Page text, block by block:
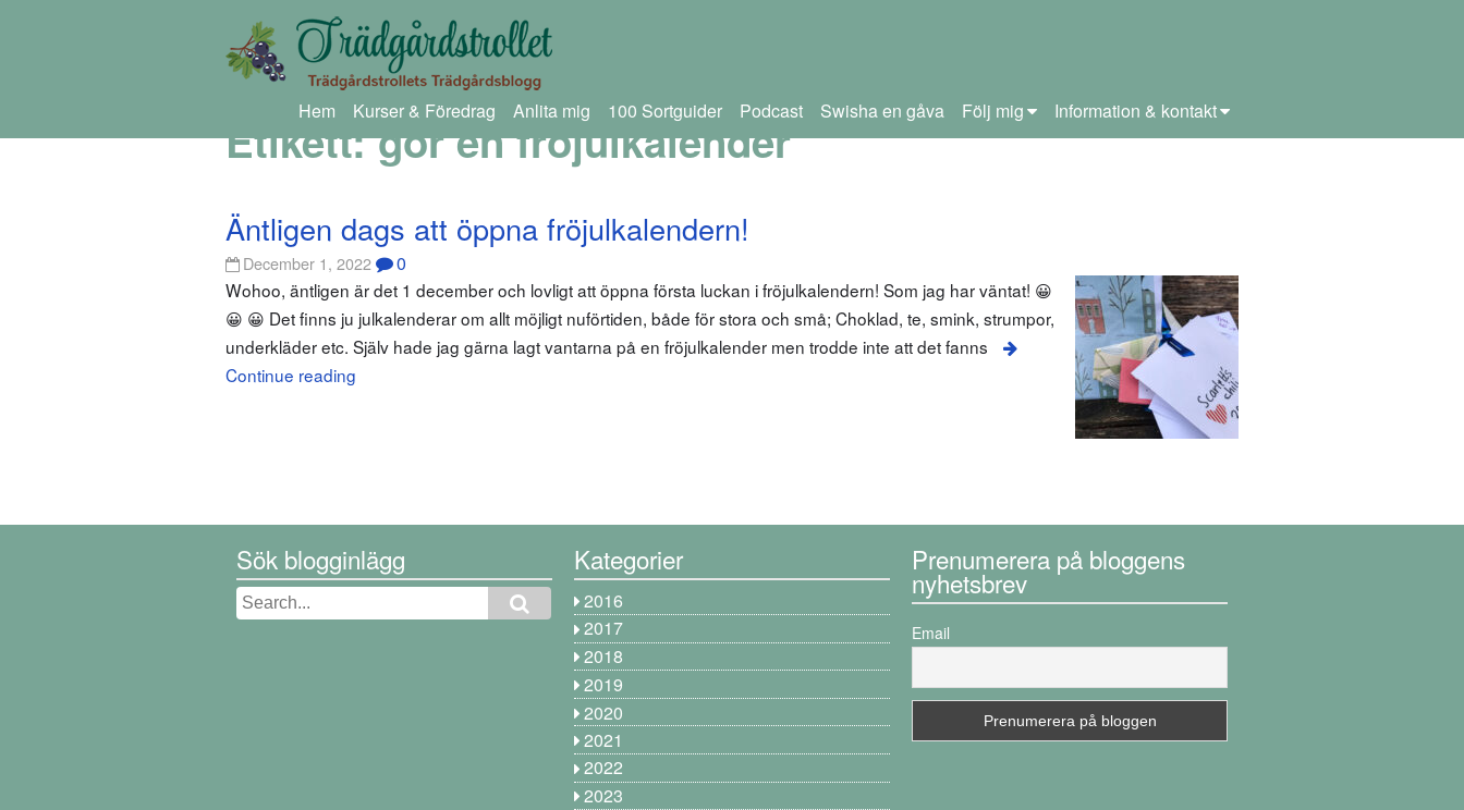
Hem Kurser & Föredrag Anlita mig 100 Sortguider Podcast Swisha en gåva Följ mig Information & kontakt
Etikett:gör en fröjulkalender
Äntligen dags att öppna fröjulkalendern!
December 1, 2022 0
Wohoo, äntligen är det 1 december och lovligt att öppna första luckan i fröjulkalendern! Som jag har väntat! 😀
😀 😀 Det finns ju julkalenderar om allt möjligt nuförtiden, både för stora och små; Choklad, te, smink, strumpor,
underkläder etc. Själv hade jag gärna lagt vantarna på en fröjulkalender men trodde inte att det fanns
Continue reading
Sök blogginlägg Kategorier
2016
2017
2018
2019
2020
2021
2022
2023
Prenumerera på bloggens
nyhetsbrev
Email